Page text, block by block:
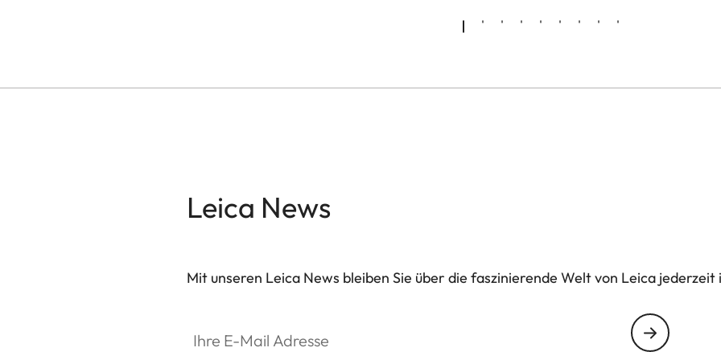
Leica News
Mit unseren Leica News bleiben Sie über die faszinierende Welt von Leica